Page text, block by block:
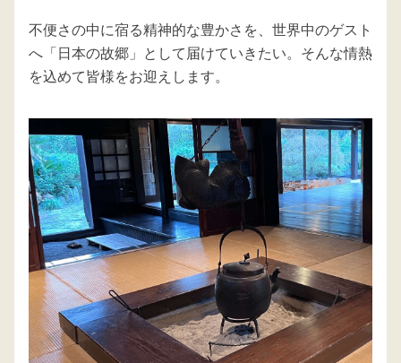
不便さの中に宿る精神的な豊かさを、世界中のゲスト
へ「日本の故郷」として届けていきたい。そんな情熱
を込めて皆様をお迎えします。